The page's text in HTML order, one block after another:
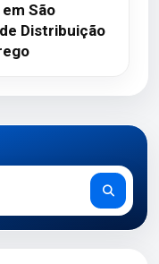
São
Distribuição